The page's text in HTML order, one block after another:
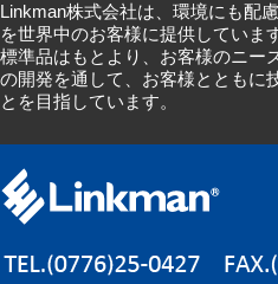
Linkman株式会社は、環境にも配
を世界中のお客様に提供しています
標準品はもとより、お客様のニー
の開発を通して、お客様とともに
とを目指しています。